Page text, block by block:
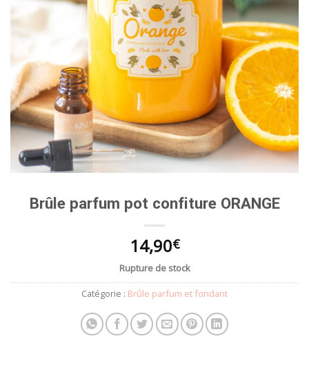
Brûle parfum pot confiture ORANGE
14,90€
Rupture de stock
Catégorie : Brûle parfum et fondant